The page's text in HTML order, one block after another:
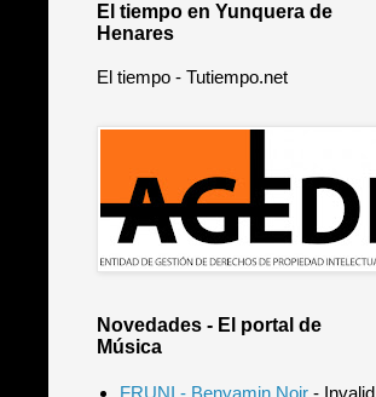
El tiempo en Yunquera de
Henares
El tiempo - Tutiempo.net
Novedades - El portal de
Música
FRUNI - Benyamin Noir- Invalid